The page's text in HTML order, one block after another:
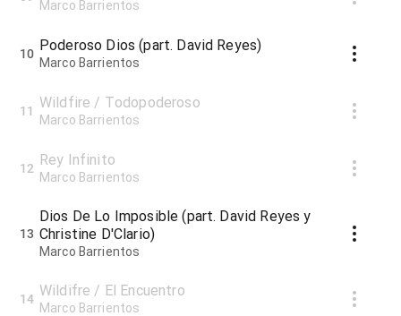
Marco Barrientos
10 Poderoso Dios (part. David Reyes)
Marco Barrientos
11 Wildfire / Todopoderoso
Marco Barrientos
12 Rey Infinito
Marco Barrientos
13
Dios De Lo Imposible (part. David Reyes y
Christine D'Clario)
Marco Barrientos
14 Wildifre / El Encuentro
Marco Barrientos